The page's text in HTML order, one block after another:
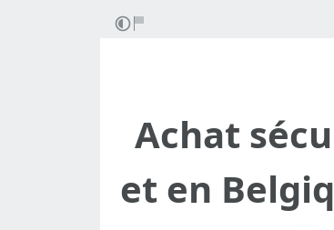
Achat
et en